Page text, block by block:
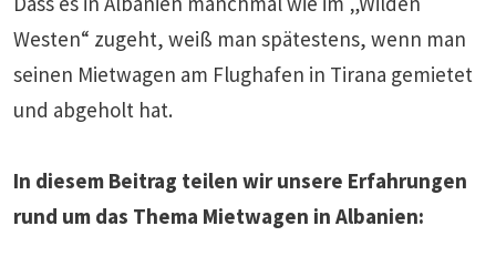
Westen“ zugeht, weiß man spätestens, wenn man
seinen Mietwagen am Flughafen in Tirana gemietet
und abgeholt hat.
In diesem Beitrag teilen wir unsere Erfahrungen
rund um das Thema Mietwagen in Albanien: